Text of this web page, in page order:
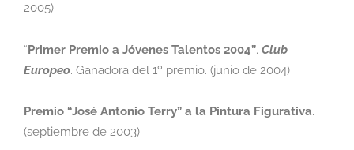
2005)
“Primer Premio a Jóvenes Talentos 2004”. Club
Europeo. Ganadora del 1º premio. (junio de 2004)
Premio “José Antonio Terry” a la Pintura Figurativa.
(septiembre de 2003)